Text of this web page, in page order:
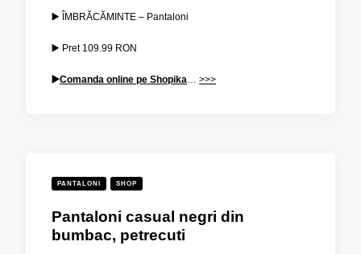
▶️ ÎMBRĂCĂMINTE – Pantaloni
▶️ Pret 109.99 RON
▶️Comanda online pe Shopika >>>
PANTALONI SHOP
Pantaloni casual negri din
bumbac, petrecuti